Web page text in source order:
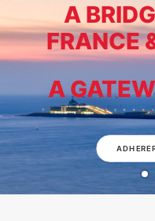
ASSOCIATION FRANCE
CONTACT
RECHERCHE
A
FRANCE
A